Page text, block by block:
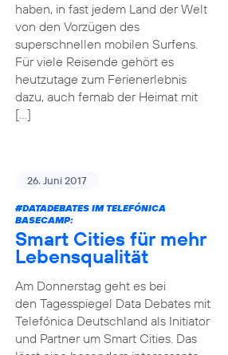
haben, in fast jedem Land der Welt
von den Vorzügen des
superschnellen mobilen Surfens.
Für viele Reisende gehört es
heutzutage zum Ferienerlebnis
dazu, auch fernab der Heimat mit
[…]
26. Juni 2017
#DATADEBATESIM TELEFÓNICA
BASECAMP:
Smart Cities für mehr
Lebensqualität
Am Donnerstag geht es bei
den Tagesspiegel Data Debates mit
Telefónica Deutschland als Initiator
und Partner um Smart Cities. Das